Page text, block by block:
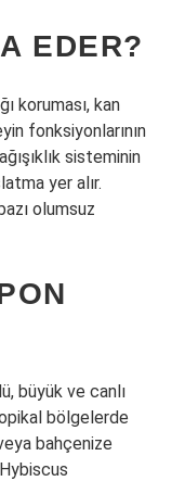
EDER?
koruması, kan
fonksiyonlarının
sisteminin
yer alır.
olumsuz
büyük ve canlı
bölgelerde
bahçenize